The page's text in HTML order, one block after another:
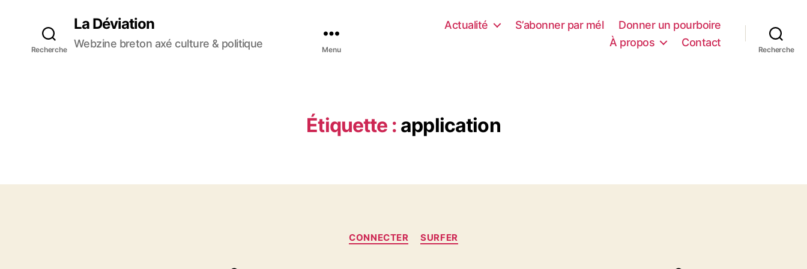
Recherche
La Déviation
Webzine breton axé culture & politique Menu
Actualité S’abonner par mél
Donner un pourboire
À propos
Contact
Recherche
Étiquette : application
C
a
CONNECTER SURFER